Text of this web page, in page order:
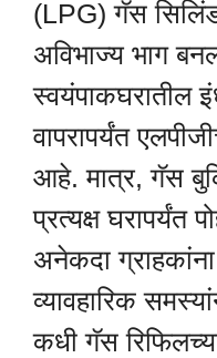
(LPG) गॅस
अविभाज्य भाग
स्वयंपाकघरातील
वापरापर्यंत
आहे. मात्र, गॅस
प्रत्यक्ष घरापर्यंत
अनेकदा
व्यावहारिक
कधी गॅस